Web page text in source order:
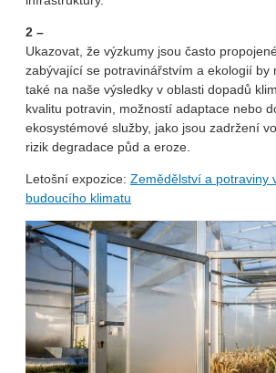
2 – ­
Ukazovat, že výzkumy jsou často
zabývající se potravinářstvím a ekologií by
také na naše výsledky v oblasti dopadů
kvalitu potravin, možností adaptace nebo
ekosystémové služby, jako jsou zadržení
rizik degradace půd a eroze.
Letošní expozice: Zemědělství a potraviny
budoucího klimatu